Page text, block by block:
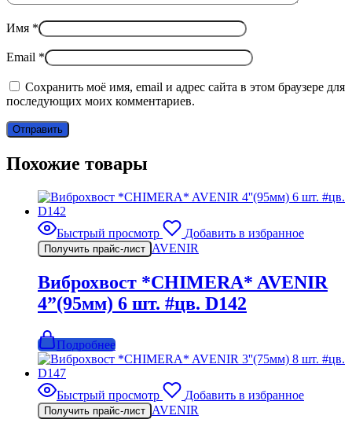
Имя *
Email *
Сохранить моё имя, email и адрес сайта в этом браузере для
последующих моих комментариев.
Похожие товары
Быстрый просмотр Добавить в избранное
Получить прайс-лист AVENIR
Виброхвост *CHIMERA* AVENIR
4”(95мм) 6 шт. #цв. D142
Подробнее
Быстрый просмотр Добавить в избранное
Получить прайс-лист AVENIR